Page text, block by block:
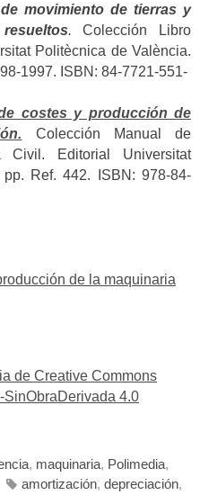
movimiento de tierras y
. Colección Libro
Politècnica de València.
1997. ISBN: 84-7721-551-
costes y producción de
Colección Manual de
Civil. Editorial Universitat
Ref. 442. ISBN: 978-84-
de la maquinaria
de Creative Commons
4.0
, maquinaria, Polimedia,
amortización, depreciación,